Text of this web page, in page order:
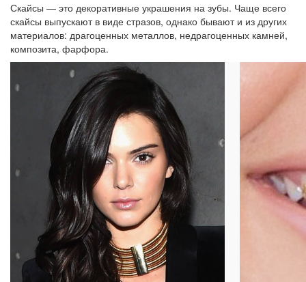
Скайсы — это декоративные украшения на зубы. Чаще всего
скайсы выпускают в виде стразов, однако бывают и из других
материалов: драгоценных металлов, недрагоценных камней,
композита, фарфора.